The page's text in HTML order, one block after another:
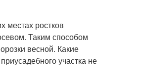
местах ростков
Таким способом
весной. Какие
участка не